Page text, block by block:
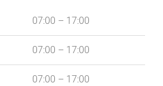
07:00 – 17:00
07:00 – 17:00
07:00 – 17:00